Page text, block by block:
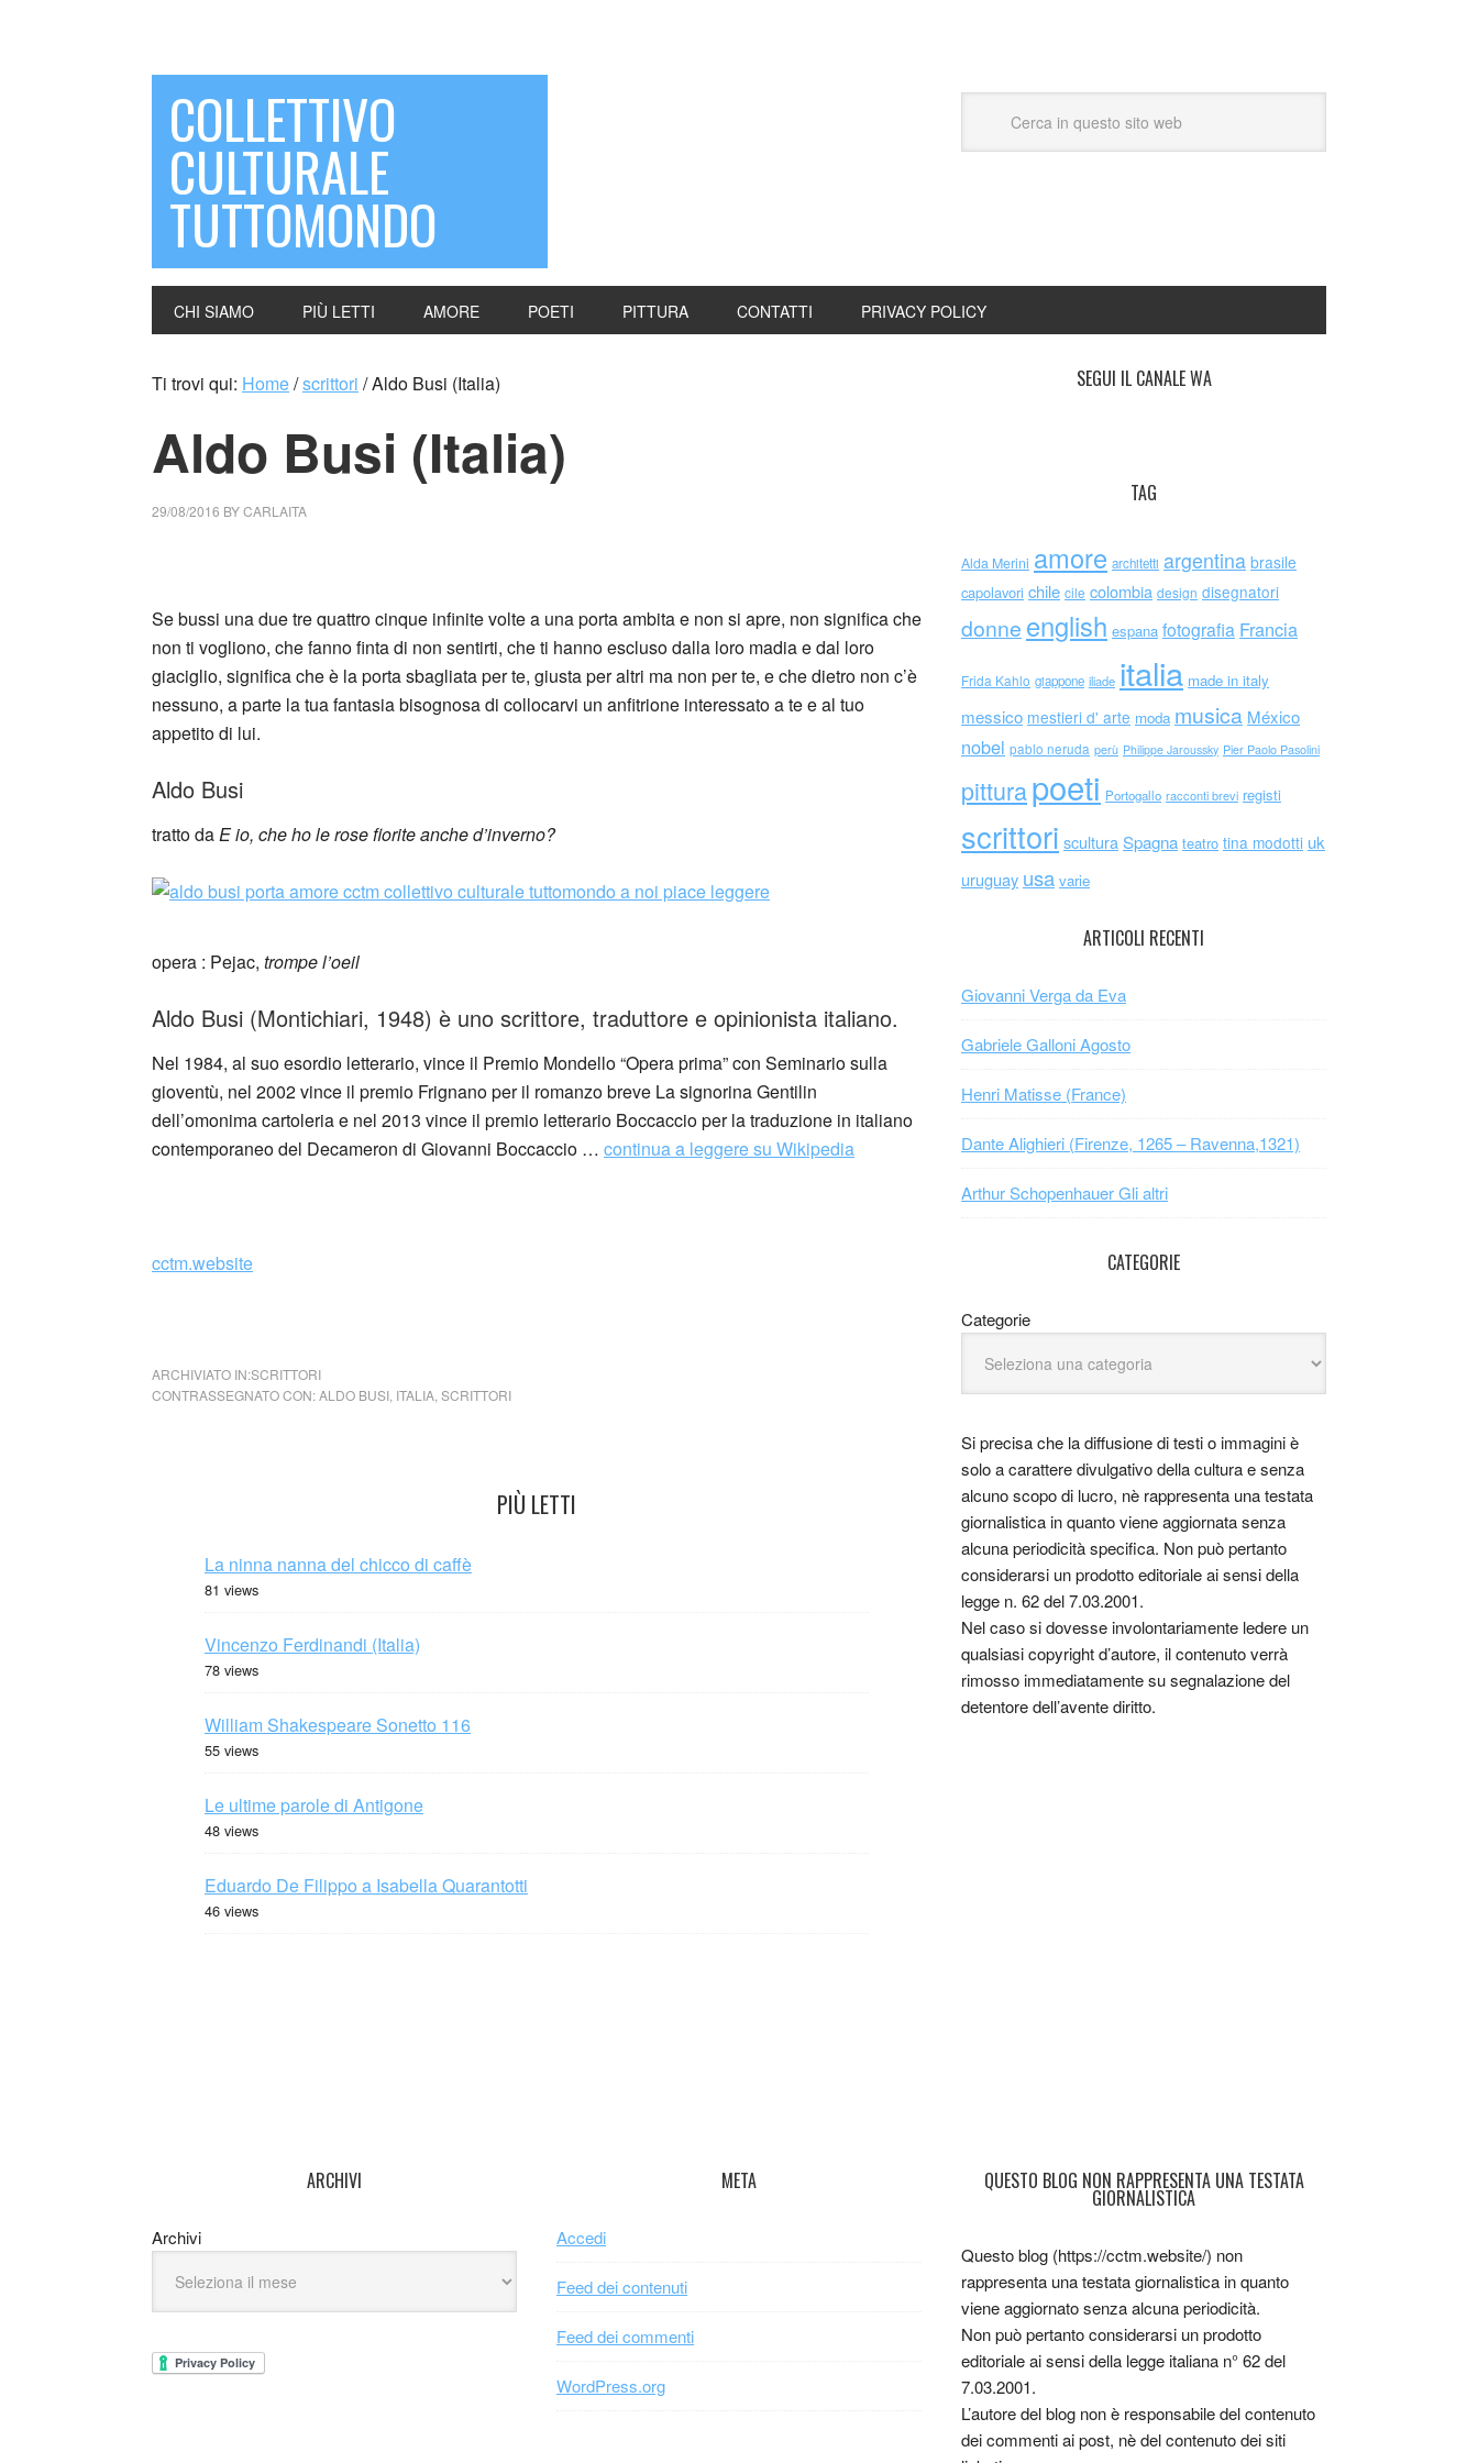
COLLETTIVO
CULTURALE
TUTTOMONDO
CHI SIAMO PIÙ LETTI AMORE POETI PITTURA CONTATTI PRIVACY POLICY
Ti trovi qui: Home/scrittori /Aldo Busi (Italia)
Aldo Busi (Italia)
29/08/2016 BYCARLAITA
Se bussi una due tre quattro cinque infinite volte a una porta ambita e non si apre, non significa che
non ti vogliono, che fanno finta di non sentirti, che ti hanno escluso dalla loro madia e dal loro
giaciglio, significa che è la porta sbagliata per te, giusta per altri ma non per te, e che dietro non c’è
nessuno, a parte la tua fantasia bisognosa di collocarvi un anfitrione interessato a te e al tuo
appetito di lui.
Aldo Busi
tratto daE io, che ho le rose fiorite anche d’inverno?
opera : Pejac, trompe l’oeil
Aldo Busi (Montichiari, 1948) è uno scrittore, traduttore e opinionista italiano.
Nel 1984, al suo esordio letterario, vince il Premio Mondello “Opera prima” con Seminario sulla
gioventù, nel 2002 vince il premio Frignano per il romanzo breve La signorina Gentilin
dell’omonima cartoleria e nel 2013 vince il premio letterario Boccaccio per la traduzione in italiano
contemporaneo del Decameron di Giovanni Boccaccio … continua a leggere su Wikipedia
cctm.website
ARCHIVIATO IN:SCRITTORI
CONTRASSEGNATO CON:ALDO BUSI ITALIA SCRITTORI
PIÙ LETTI
La ninna nanna del chicco di caffè
81 views
Vincenzo Ferdinandi (Italia)
78 views
William Shakespeare Sonetto 116
55 views
Le ultime parole di Antigone
48 views
Eduardo De Filippo a Isabella Quarantotti
46 views
SEGUI IL CANALE WA
TAG
Alda Merini amore architetti argentina brasile
capolavori chile cile colombia design disegnatori
donne english espana fotografia Francia
Frida Kahlo giappone iliade italia made in italy
messico mestieri d' arte moda musica México
nobel pablo neruda perù Philippe Jaroussky Pier Paolo Pasolini
pitturapoeti Portogallo racconti brevi registi
scrittori scultura Spagna teatro tina modotti uk
uruguay usa varie
ARTICOLI RECENTI
Giovanni Verga da Eva
Gabriele Galloni Agosto
Henri Matisse (France)
Dante Alighieri (Firenze, 1265 – Ravenna,1321)
Arthur Schopenhauer Gli altri
CATEGORIE
Categorie
Si precisa che la diffusione di testi o immagini è
solo a carattere divulgativo della cultura e senza
alcuno scopo di lucro, nè rappresenta una testata
giornalistica in quanto viene aggiornata senza
alcuna periodicità specifica. Non può pertanto
considerarsi un prodotto editoriale ai sensi della
legge n. 62 del 7.03.2001.
Nel caso si dovesse involontariamente ledere un
qualsiasi copyright d’autore, il contenuto verrà
rimosso immediatamente su segnalazione del
detentore dell’avente diritto.
ARCHIVI
Archivi
META
Accedi
Feed dei contenuti
Feed dei commenti
WordPress.org
QUESTO BLOG NON RAPPRESENTA UNA TESTATA
GIORNALISTICA
Questo blog (https://cctm.website/) non
rappresenta una testata giornalistica in quanto
viene aggiornato senza alcuna periodicità.
Non può pertanto considerarsi un prodotto
editoriale ai sensi della legge italiana n° 62 del
7.03.2001.
L’autore del blog non è responsabile del contenuto
dei commenti ai post, nè del contenuto dei siti